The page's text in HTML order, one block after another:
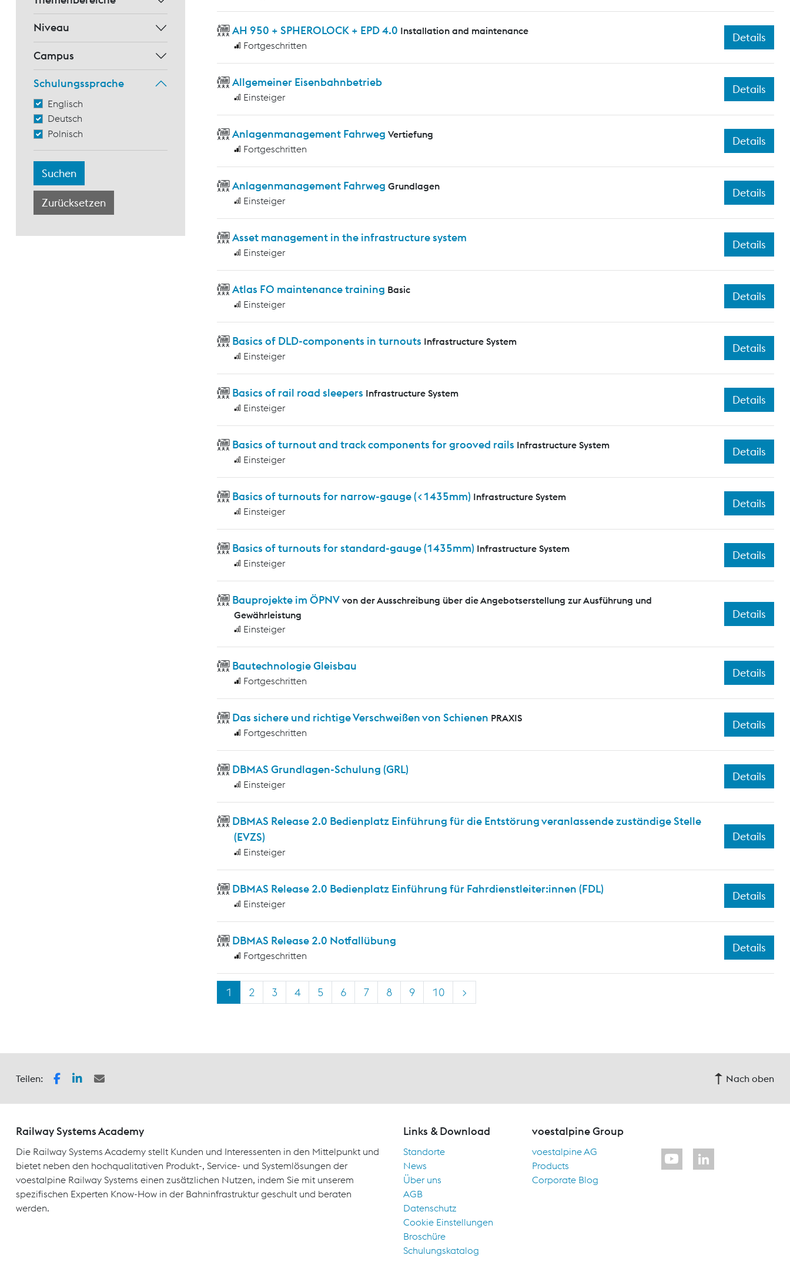
Niveau
Campus
Schulungssprache
Englisch
Deutsch
Polnisch
AH 950 + SPHEROLOCK + EPD 4.0 Installation and maintenance
Fortgeschritten
Details
Allgemeiner Eisenbahnbetrieb
Einsteiger
Details
Anlagenmanagement Fahrweg Vertiefung
Fortgeschritten
Details
Anlagenmanagement Fahrweg Grundlagen
Einsteiger
Details
Asset management in the infrastructure system
Einsteiger
Details
Atlas FO maintenance training Basic
Einsteiger
Details
Basics of DLD-components in turnouts Infrastructure System
Einsteiger
Details
Basics of rail road sleepers Infrastructure System
Einsteiger
Details
Basics of turnout and track components for grooved rails Infrastructure System
Einsteiger
Details
Basics of turnouts for narrow-gauge (<1435mm) Infrastructure System
Einsteiger
Details
Basics of turnouts for standard-gauge (1435mm) Infrastructure System
Einsteiger
Details
Bauprojekte im ÖPNV von der Ausschreibung über die Angebotserstellung zur Ausführung und
Gewährleistung
Einsteiger
Details
Bautechnologie Gleisbau
Fortgeschritten
Details
Das sichere und richtige Verschweißen von Schienen PRAXIS
Fortgeschritten
Details
DBMAS Grundlagen-Schulung (GRL)
Einsteiger
Details
DBMAS Release 2.0 Bedienplatz Einführung für die Entstörung veranlassende zuständige Stelle
(EVZS)
Einsteiger
Details
DBMAS Release 2.0 Bedienplatz Einführung für Fahrdienstleiter:innen (FDL)
Einsteiger
Details
DBMAS Release 2.0 Notfallübung
Fortgeschritten
Details
1 2 3 4 5 6 7 8 9 10 >
Teilen: Nach oben
Railway Systems Academy
Die Railway Systems Academy stellt Kunden und Interessenten in den Mittelpunkt und
bietet neben den hochqualitativen Produkt-, Service- und Systemlösungen der
voestalpine Railway Systems einen zusätzlichen Nutzen, indem Sie mit unserem
spezifischen Experten Know-How in der Bahninfrastruktur geschult und beraten
werden.
Links & Download
Standorte
News
Über uns
AGB
Datenschutz
Cookie Einstellungen
Broschüre
Schulungskatalog
voestalpine Group
voestalpine AG
Products
Corporate Blog